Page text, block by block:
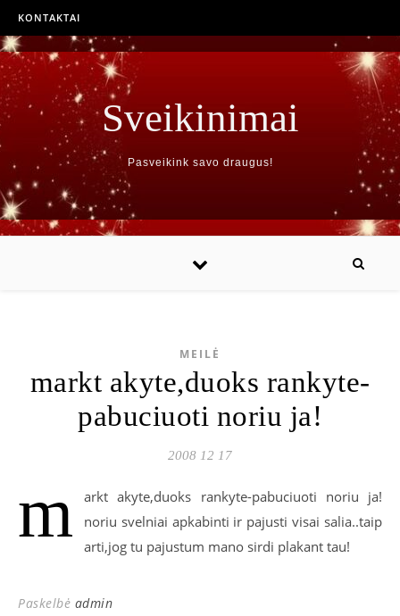
KONTAKTAI
Sveikinimai
Pasveikink savo draugus!
MEILĖ
markt akyte,duoks rankyte-
pabuciuoti noriu ja!
2008 12 17
m
arkt akyte,duoks rankyte-pabuciuoti noriu ja!
noriu svelniai apkabinti ir pajusti visai salia..taip
arti,jog tu pajustum mano sirdi plakant tau!
Paskelbė admin